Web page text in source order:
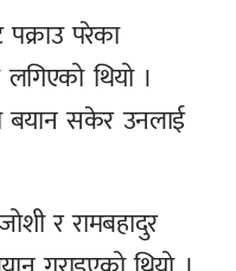
परेका
थियो ।
बयान सकेर उनलाई
र रामबहादुर